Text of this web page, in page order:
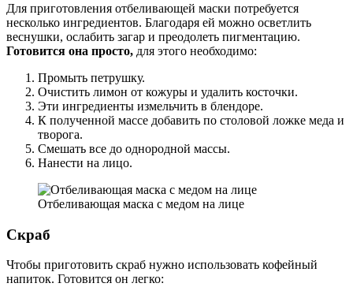
Для приготовления отбеливающей маски потребуется
несколько ингредиентов. Благодаря ей можно осветлить
веснушки, ослабить загар и преодолеть пигментацию.
Готовится она просто, для этого необходимо:
Промыть петрушку.
Очистить лимон от кожуры и удалить косточки.
Эти ингредиенты измельчить в блендоре.
К полученной массе добавить по столовой ложке меда и
творога.
Смешать все до однородной массы.
Нанести на лицо.
Отбеливающая маска с медом на лице
Скраб
Чтобы приготовить скраб нужно использовать кофейный
напиток. Готовится он легко: